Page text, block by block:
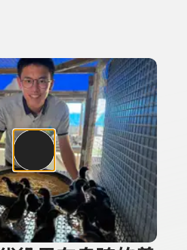
目名稱、主持人或關鍵字